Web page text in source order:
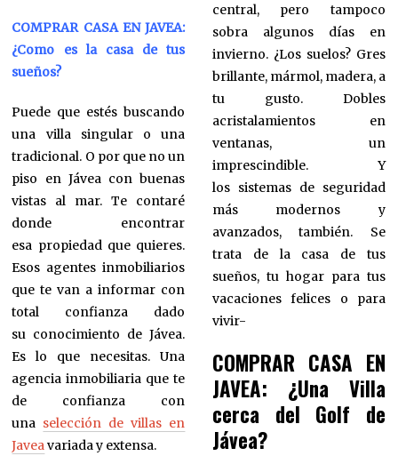
COMPRAR CASA EN JAVEA:
¿Como es la casa de tus
sueños?
Puede que estés buscando
una villa singular o una
tradicional. O por que no un
piso en Jávea con buenas
vistas al mar. Te contaré
donde encontrar
esa propiedad que quieres.
Esos agentes inmobiliarios
que te van a informar con
total confianza dado
su conocimiento de Jávea.
Es lo que necesitas. Una
agencia inmobiliaria que te
de confianza con
una selección de villas en
Javeavariada y extensa.
central, pero tampoco
sobra algunos días en
invierno. ¿Los suelos? Gres
brillante, mármol, madera, a
tu gusto. Dobles
acristalamientos en
ventanas, un
imprescindible. Y
los sistemas de seguridad
más modernos y
avanzados, también. Se
trata de la casa de tus
sueños, tu hogar para tus
vacaciones felices o para
vivir-
COMPRAR CASA EN
JAVEA: ¿Una Villa
cerca del Golf de
Jávea?